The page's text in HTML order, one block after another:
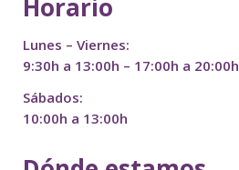
Horario
Lunes – Viernes:
9:30h a 13:00h – 17:00h a 20:00h
Sábados:
10:00h a 13:00h